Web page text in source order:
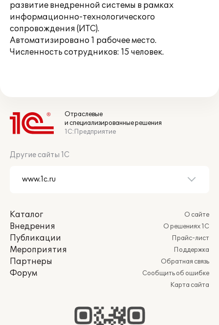
развитие внедренной системы в рамках
информационно-технологического
сопровождения (ИТС).
Автоматизировано 1 рабочее место.
Численность сотрудников: 15 человек.
Отраслевые
и специализированные решения
1С:Предприятие
Другие сайты 1С
Каталог
Внедрения
Публикации
Мероприятия
Партнеры
Форум
О сайте
О решениях 1С
Прайс-лист
Поддержка
Обратная связь
Сообщить об ошибке
Карта сайта